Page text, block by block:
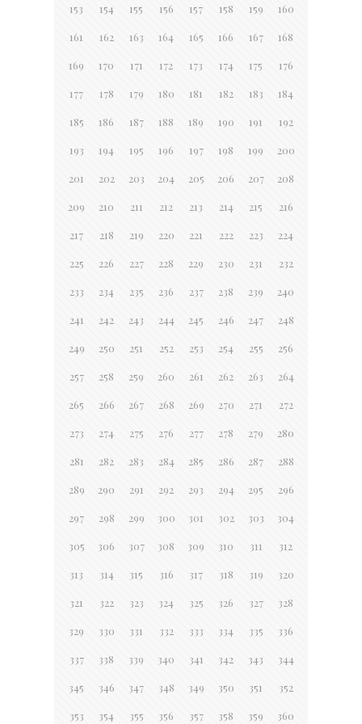
153 154 155 156 157 158 159 160
161 162 163 164 165 166 167 168
169 170 171 172 173 174 175 176
177 178 179 180 181 182 183 184
185 186 187 188 189 190 191 192
193 194 195 196 197 198 199 200
201 202 203 204 205 206 207 208
209 210 211 212 213 214 215 216
217 218 219 220 221 222 223 224
225 226 227 228 229 230 231 232
233 234 235 236 237 238 239 240
241 242 243 244 245 246 247 248
249 250 251 252 253 254 255 256
257 258 259 260 261 262 263 264
265 266 267 268 269 270 271 272
273 274 275 276 277 278 279 280
281 282 283 284 285 286 287 288
289 290 291 292 293 294 295 296
297 298 299 300 301 302 303 304
305 306 307 308 309 310 311 312
313 314 315 316 317 318 319 320
321 322 323 324 325 326 327 328
329 330 331 332 333 334 335 336
337 338 339 340 341 342 343 344
345 346 347 348 349 350 351 352
353 354 355 356 357 358 359 360